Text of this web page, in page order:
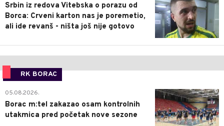
Srbin iz redova Vitebska o porazu od
Borca: Crveni karton nas je poremetio,
ali ide revanš - ništa još nije gotovo
RK BORAC
0
05.08.2026.
Borac m:tel zakazao osam kontrolnih
utakmica pred početak nove sezone